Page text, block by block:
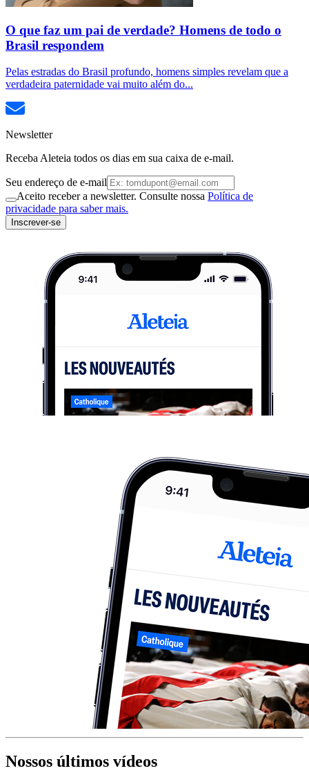
O que faz um pai de verdade? Homens de todo o
Brasil respondem
Pelas estradas do Brasil profundo, homens simples revelam que a
verdadeira paternidade vai muito além do...
Newsletter
Receba Aleteia todos os dias em sua caixa de e-mail.
Seu endereço de e-mail
Aceito receber a newsletter. Consulte nossa Política de
privacidade para saber mais.
Inscrever-se
Nossos últimos vídeos